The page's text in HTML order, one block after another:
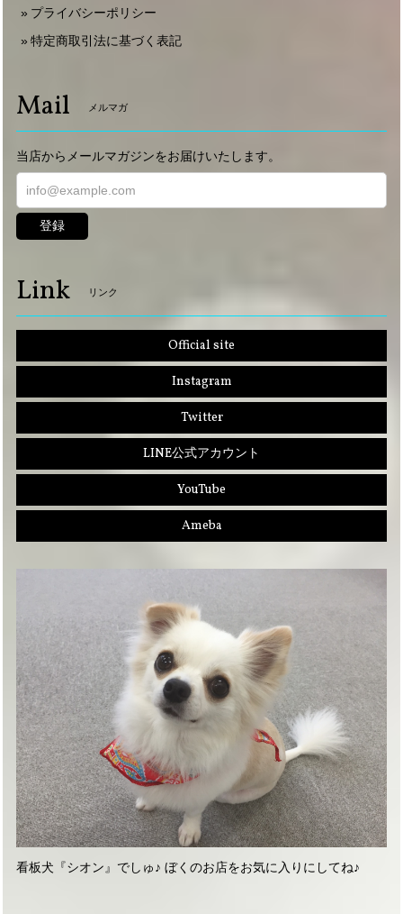
プライバシーポリシー
特定商取引法に基づく表記
Mail メルマガ
当店からメールマガジンをお届けいたします。
登録
Link リンク
Official site
Instagram
Twitter
LINE公式アカウント
YouTube
Ameba
看板犬『シオン』でしゅ♪ ぼくのお店をお気に入りにしてね♪